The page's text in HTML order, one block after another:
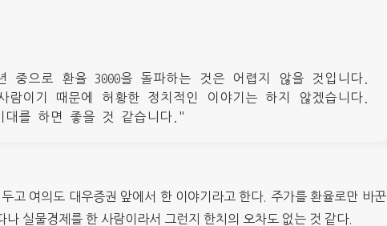
중으로 환율 3000을 돌파하는 것은 어렵지 않을 것입니다.
람이기 때문에 허황한 정치적인 이야기는 하지 않겠습니다.
대를 하면 좋을 것 같습니다."
고 여의도 대우증권 앞에서 한 이야기라고 한다. 주가를 환율로만 바꾼
나 실물경제를 한 사람이라서 그런지 한치의 오차도 없는 것 같다.